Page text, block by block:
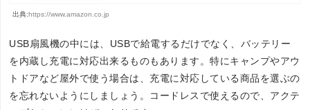
出典:https://www.amazon.co.jp
USB扇風機の中には、USBで給電するだけでなく、バッテリー
を内蔵し充電に対応出来るものもあります。特にキャンプやアウ
トドアなど屋外で使う場合は、充電に対応している商品を選ぶの
を忘れないようにしましょう。コードレスで使えるので、アクテ